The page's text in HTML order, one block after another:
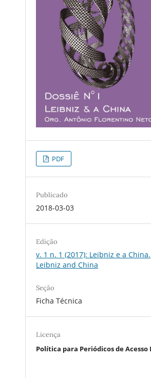
PDF
Publicado
2018-03-03
Edição
v. 1 n. 1 (2017): Leibniz e a China.
Leibniz and China
Seção
Ficha Técnica
Licença
Política para Periódicos de Acesso